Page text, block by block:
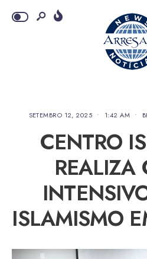
SETEMBRO 12, 2025 • 1:42 AM •
CENTRO
REALIZA
ISLAMISMO